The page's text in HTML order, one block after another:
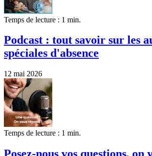
Temps de lecture : 1 min.
Podcast : tout savoir sur les
spéciales d'absence
12 mai 2026
Temps de lecture : 1 min.